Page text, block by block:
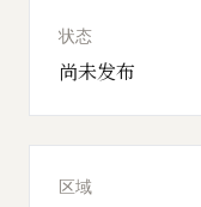
状态
尚未发布
区域